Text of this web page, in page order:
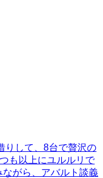
りして、8台で贅沢の
も以上にユルルリで
がら、アバルト談義